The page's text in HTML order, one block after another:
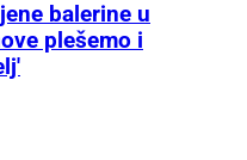
balerine u
plešemo i